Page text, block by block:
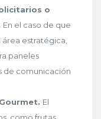
o
En el caso de que
estratégica,
paneles
de comunicación
El